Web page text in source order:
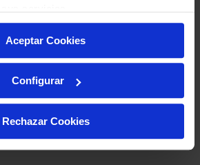
Aceptar Cookies
Configurar
Rechazar Cookies